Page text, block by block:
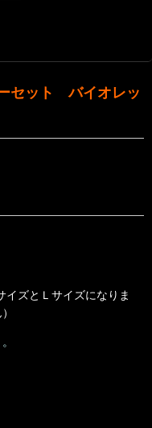
セット バイオレッ
イズとＬサイズになりま
。